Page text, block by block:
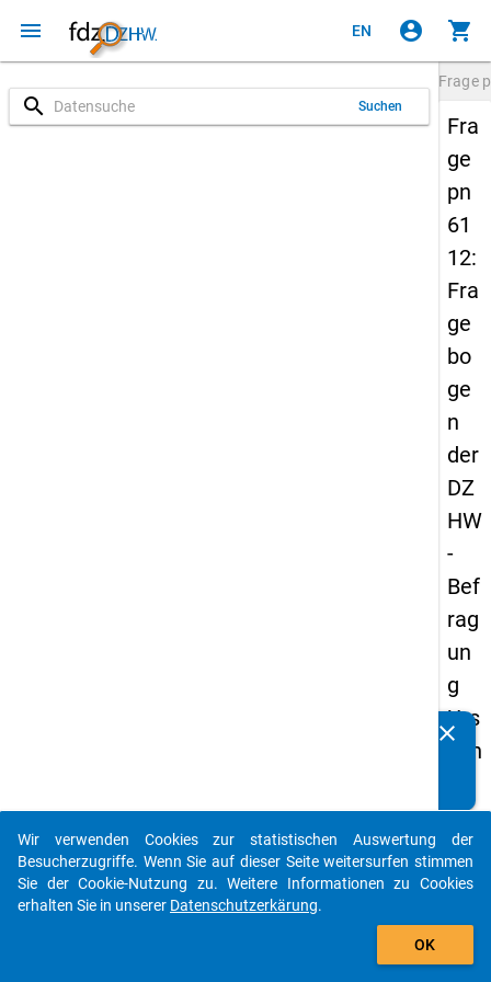
menu EN account_circle shopping_cart
search Suchen
Frage
Fra
ge
pn
61
12:
Fra
ge
bo
ge
n
der
DZ
HW
-
Bef
rag
un
g
Urs
ach
der
Stu
die
clear
auto_stories
add_shopping_cart
Wir verwenden Cookies zur statistischen Auswertung der
Besucherzugriffe. Wenn Sie auf dieser Seite weitersurfen stimmen
Sie der Cookie-Nutzung zu. Weitere Informationen zu Cookies
erhalten Sie in unserer Datenschutzerkärung.
OK